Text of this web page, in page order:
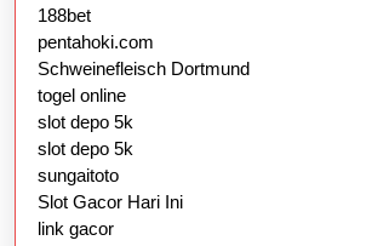
188bet
pentahoki.com
Schweinefleisch Dortmund
togel online
slot depo 5k
slot depo 5k
sungaitoto
Slot Gacor Hari Ini
link gacor